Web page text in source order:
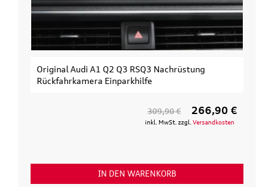
Original Audi A1 Q2 Q3 RSQ3 Nachrüstung
Rückfahrkamera Einparkhilfe
309,90 € 266,90 €
inkl. MwSt. zzgl. Versandkosten
IN DEN WARENKORB